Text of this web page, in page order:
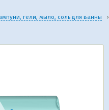
гели, мыло, соль для ванны
›